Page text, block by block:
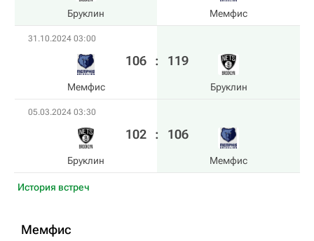
Бруклин Мемфис
31.10.2024 03:00
Мемфис
106 : 119
Бруклин
05.03.2024 03:30
Бруклин
102 : 106
Мемфис
История встреч
Мемфис